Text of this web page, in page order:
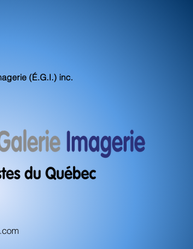
(É.G.I.) inc.